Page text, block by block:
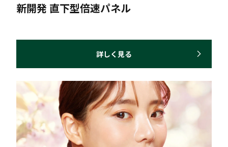
新開発 直下型倍速パネル
詳しく見る